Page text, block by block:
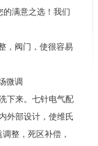
满意之选！我们
，阀门，使很容易
微调
下来。七针电气配
外部设计，使维氏
整，死区补偿，